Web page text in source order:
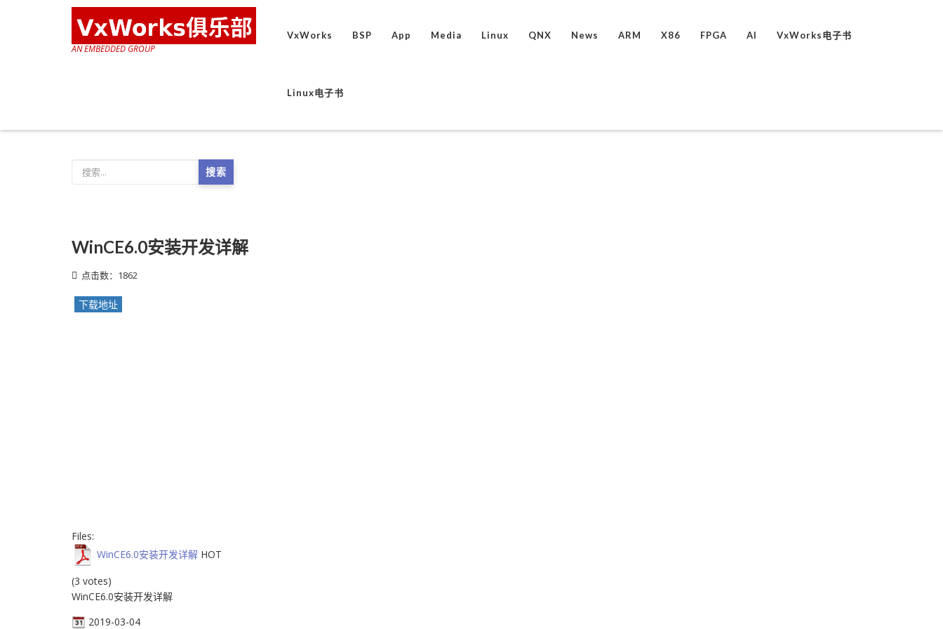
AN EMBEDDED GROUP
VxWorks BSP App Media Linux QNX News ARM X86 FPGA AI VxWorks电子书
Linux电子书
搜索
WinCE6.0安装开发详解
点击数：1862
下载地址
Files:
WinCE6.0安装开发详解 HOT
(3 votes)
WinCE6.0安装开发详解
2019-03-04